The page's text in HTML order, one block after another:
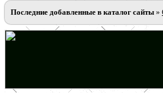
Последние добавленные в каталог сайты »